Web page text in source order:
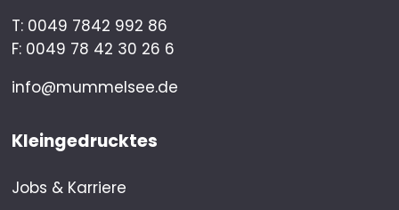
T: 0049 7842 992 86
F: 0049 78 42 30 26 6
info@mummelsee.de
Kleingedrucktes
Jobs & Karriere